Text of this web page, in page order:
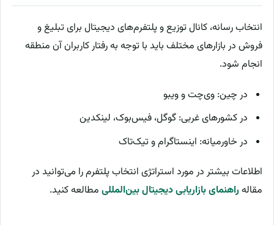
انتخاب رسانه، کانال توزیع و پلتفرم‌های دیجیتال برای تبلیغ و
فروش در بازارهای مختلف باید با توجه به رفتار کاربران آن منطقه
انجام شود.
در چین: وی‌چت و ویبو
در کشورهای غربی: گوگل، فیس‌بوک، لینکدین
در خاورمیانه: اینستاگرام و تیک‌تاک
اطلاعات بیشتر در مورد استراتژی انتخاب پلتفرم را می‌توانید در
مقالهراهنمای بازاریابی دیجیتال بین‌المللی مطالعه کنید.